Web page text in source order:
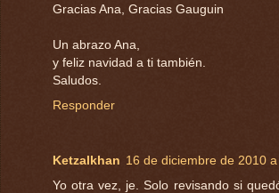
Gracias Ana, Gracias Gauguin
Un abrazo Ana,
y feliz navidad a ti también.
Saludos.
Responder
Ketzalkhan 16 de diciembre de 2010
Yo otra vez, je. Solo revisando si